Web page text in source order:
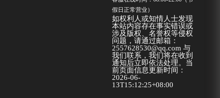
假日正常营业）
如权利人或知情人士发现
本站内容存在事实错误或
涉及版权、名誉权等侵权
问题，请通过邮箱：
2557628530@qq.com 与
我们联系，我们将在收到
通知后立即依法处理。当
前页面信息更新时间：
2026-06-
13T15:12:25+08:00